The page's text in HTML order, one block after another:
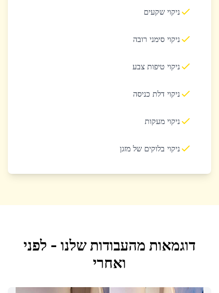
ניקוי שקעים
ניקוי סימני רובה
ניקוי טיפות צבע
ניקוי דלת כניסה
ניקוי מעקות
ניקוי בלוקים של מזגן
דוגמאות מהעבודות שלנו - לפני
ואחרי